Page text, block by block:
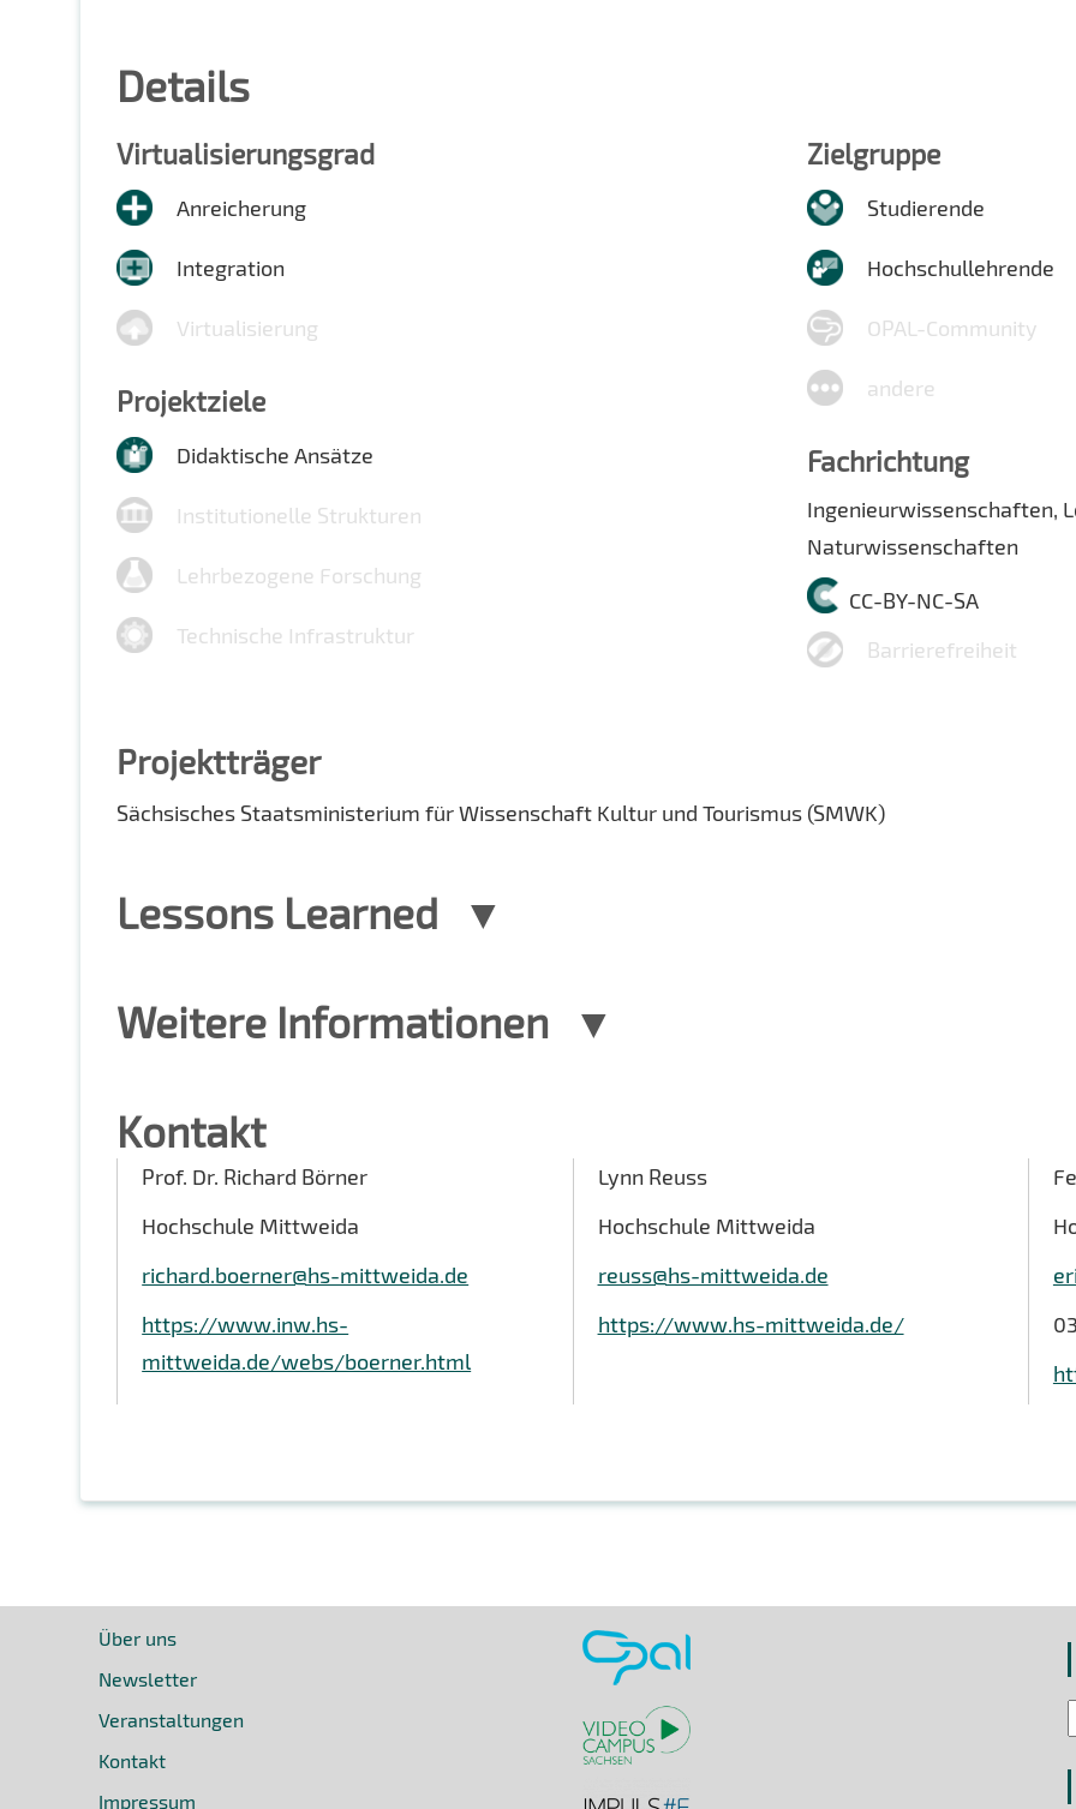
Details
Virtualisierungsgrad
Anreicherung
Integration
Virtualisierung
Projektziele
Didaktische Ansätze
Institutionelle Strukturen
Lehrbezogene Forschung
Technische Infrastruktur
Zielgruppe
Studierende
Hochschullehrende
OPAL-Community
andere
Fachrichtung
Ingenieurwissenschaften,
Naturwissenschaften
CC-BY-NC-SA
Barrierefreiheit
Projektträger
Sächsisches Staatsministerium für Wissenschaft Kultur und Tourismus (SMWK)
Lessons Learned
Weitere Informationen
Kontakt
Prof. Dr. Richard Börner
Hochschule Mittweida
richard.boerner@hs-mittweida.de
https://www.inw.hs-
mittweida.de/webs/boerner.html
Lynn Reuss
Hochschule Mittweida
reuss@hs-mittweida.de
https://www.hs-mittweida.de/
Über uns
Newsletter
Veranstaltungen
Kontakt
Impressum